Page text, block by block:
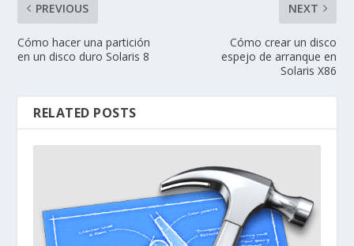
PREVIOUS
Cómo hacer una partición
en un disco duro Solaris 8
NEXT
Cómo crear un disco
espejo de arranque en
Solaris X86
RELATED POSTS